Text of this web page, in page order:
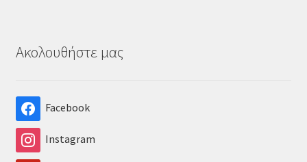
Ακολουθήστε μας
Facebook
Instagram